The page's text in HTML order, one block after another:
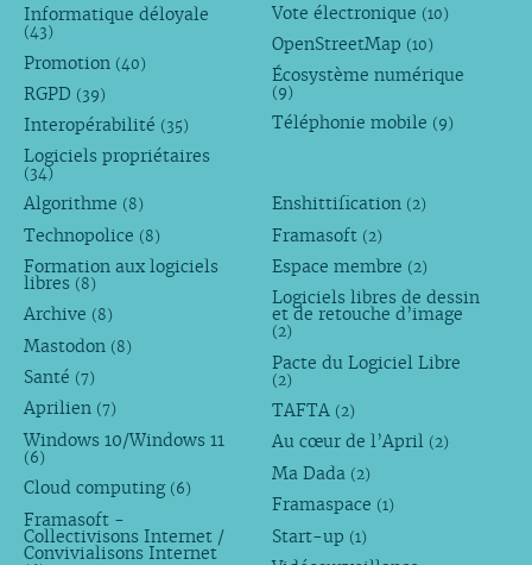
Informatique déloyale
(43)
Promotion (40)
RGPD (39)
Interopérabilité (35)
Logiciels propriétaires
(34)
Vote électronique (10)
OpenStreetMap (10)
Écosystème numérique
(9)
Téléphonie mobile (9)
Algorithme (8)
Technopolice (8)
Formation aux logiciels
libres (8)
Archive (8)
Mastodon (8)
Santé (7)
Aprilien (7)
Windows 10/Windows 11
(6)
Cloud computing (6)
Framasoft -
Collectivisons Internet /
Convivialisons Internet
Enshittification (2)
Framasoft (2)
Espace membre (2)
Logiciels libres de dessin
et de retouche d’image
(2)
Pacte du Logiciel Libre
(2)
TAFTA (2)
Au cœur de l’April (2)
Ma Dada (2)
Framaspace (1)
Start-up (1)